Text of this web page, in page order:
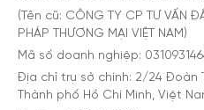
(Tên cũ: CÔNG TY CP TƯ VẤN
PHÁP THƯƠNG MẠI VIỆT NAM)
Mã số doanh nghiệp:
Địa chỉ trụ sở chính: 2/24 Đoàn
Thành phố Hồ Chí Minh, Việt